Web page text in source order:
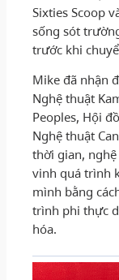
Sixties Scoop
sống sót
trước khi
Mike đã nhận
Nghệ thuật
Peoples, Hội
Nghệ thuật
thời gian,
vinh quá trình
mình bằng
trình phi thực
hóa.